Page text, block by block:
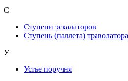
С
Ступени эскалаторов
Ступень (паллета) траволатора
У
Устье поручня